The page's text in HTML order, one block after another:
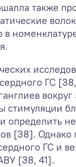
также
ГС
определить
[38]. Однако
ГС и
[38, 41].